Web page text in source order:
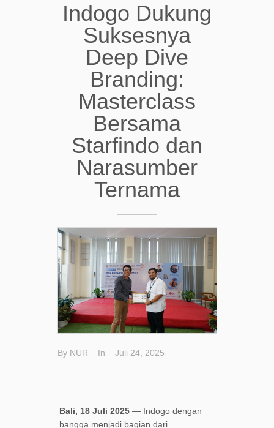
Indogo Dukung
Suksesnya
Deep Dive
Branding:
Masterclass
Bersama
Starfindo dan
Narasumber
Ternama
By NUR In Juli 24, 2025
Bali, 18 Juli 2025— Indogo dengan
bangga menjadi bagian dari